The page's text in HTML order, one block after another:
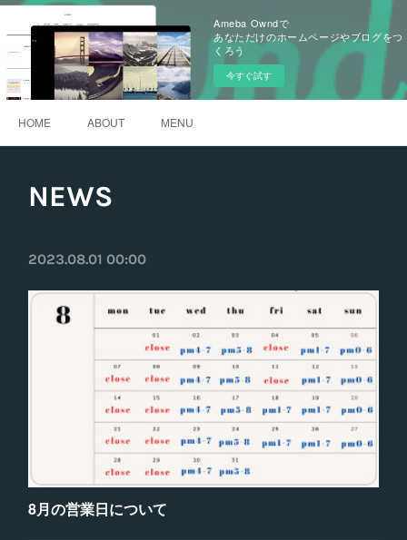
Ameba Owndで
あなただけのホームページやブログをつ
くろう
今すぐ試す
HOME ABOUT MENU
NEWS
2023.08.01 00:00
8月の営業日について